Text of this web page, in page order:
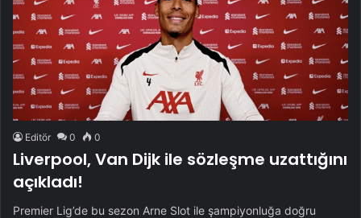
Editör 0 0
Liverpool, Van Dijk ile sözleşme uzattığını
açıkladı!
Premier Lig’de bu sezon Arne Slot ile şampiyonluğa doğru